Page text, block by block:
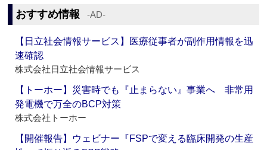
おすすめ情報 ‐AD‐
【日立社会情報サービス】医療従事者が副作用情報を迅
速確認
株式会社日立社会情報サービス
【トーホー】災害時でも『止まらない』事業へ 非常用
発電機で万全のBCP対策
株式会社トーホー
【開催報告】ウェビナー『FSPで変える臨床開発の生産